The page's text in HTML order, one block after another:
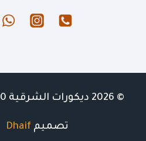
© 2026 ديكورات الشرقية 0569389270
تصميم Dhaif